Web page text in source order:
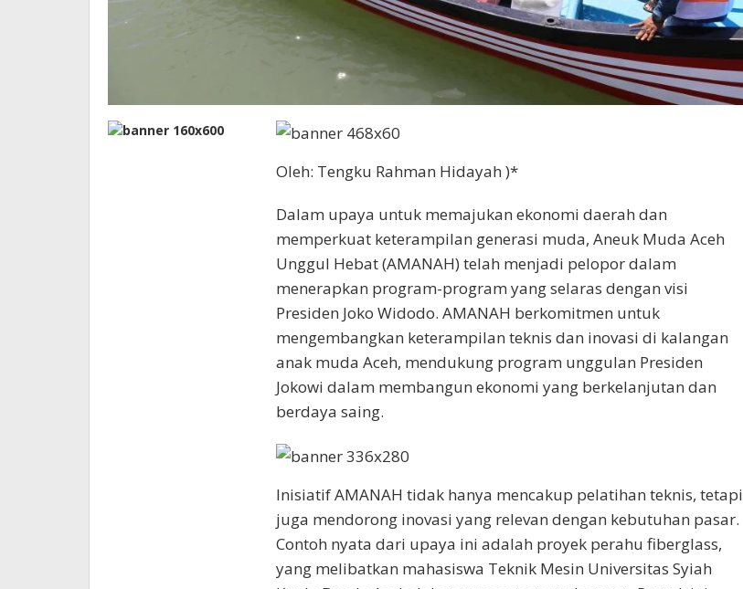
Oleh: Tengku Rahman Hidayah )*
Dalam upaya untuk memajukan ekonomi daerah dan
memperkuat keterampilan generasi muda, Aneuk Muda Aceh
Unggul Hebat (AMANAH) telah menjadi pelopor dalam
menerapkan program-program yang selaras dengan visi
Presiden Joko Widodo. AMANAH berkomitmen untuk
mengembangkan keterampilan teknis dan inovasi di kalangan
anak muda Aceh, mendukung program unggulan Presiden
Jokowi dalam membangun ekonomi yang berkelanjutan dan
berdaya saing.
Inisiatif AMANAH tidak hanya mencakup pelatihan teknis, tetapi
juga mendorong inovasi yang relevan dengan kebutuhan pasar.
Contoh nyata dari upaya ini adalah proyek perahu fiberglass,
yang melibatkan mahasiswa Teknik Mesin Universitas Syiah